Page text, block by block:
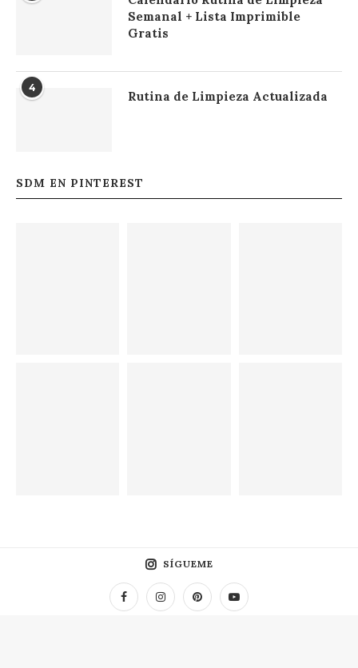
Semanal + Lista Imprimible
Gratis
4
Rutina de Limpieza Actualizada
SDM EN PINTEREST
SÍGUEME